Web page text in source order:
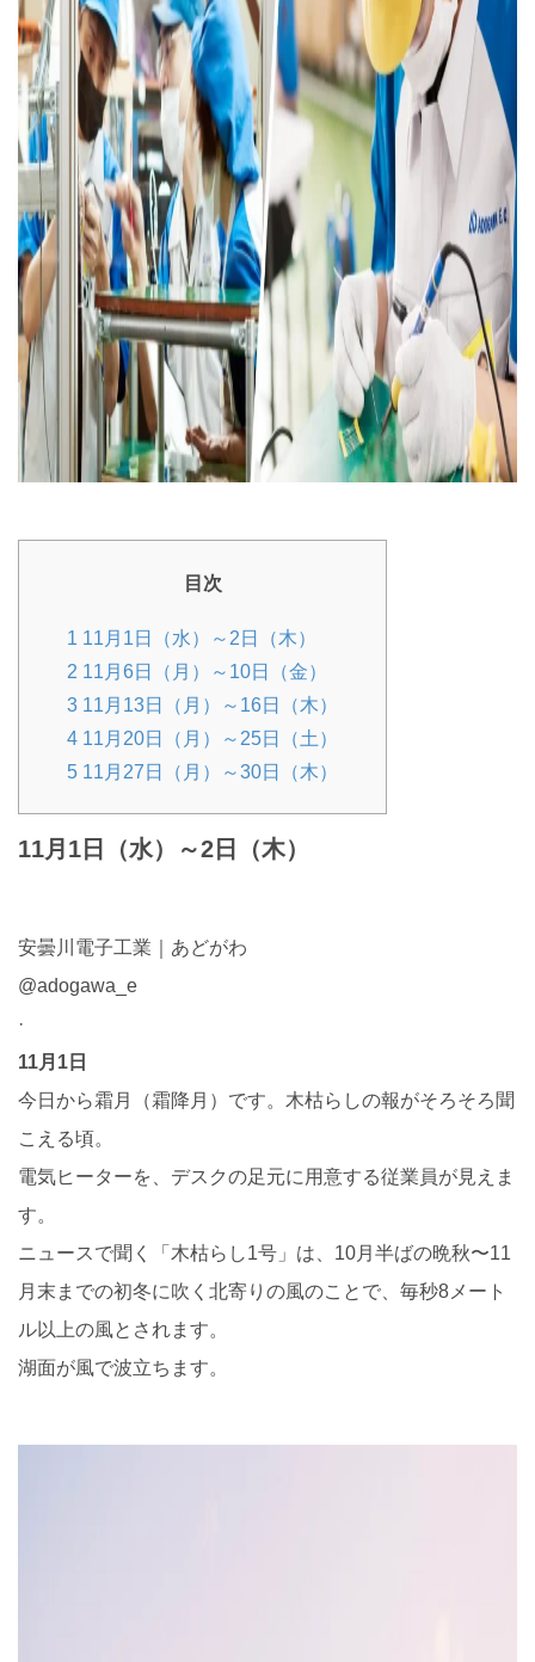
目次
1 11月1日（水）～2日（木）
2 11月6日（月）～10日（金）
3 11月13日（月）～16日（木）
4 11月20日（月）～25日（土）
5 11月27日（月）～30日（木）
11月1日（水）～2日（木）
安曇川電子工業｜あどがわ
@adogawa_e
·
11月1日
今日から霜月（霜降月）です。木枯らしの報がそろそろ聞
こえる頃。
電気ヒーターを、デスクの足元に用意する従業員が見えま
す。
ニュースで聞く「木枯らし1号」は、10月半ばの晩秋〜11
月末までの初冬に吹く北寄りの風のことで、毎秒8メート
ル以上の風とされます。
湖面が風で波立ちます。